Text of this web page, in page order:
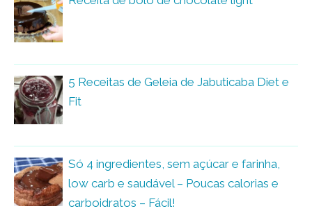
5 Receitas de Geleia de Jabuticaba Diet e
Fit
Só 4 ingredientes, sem açúcar e farinha,
low carb e saudável – Poucas calorias e
carboidratos – Fácil!